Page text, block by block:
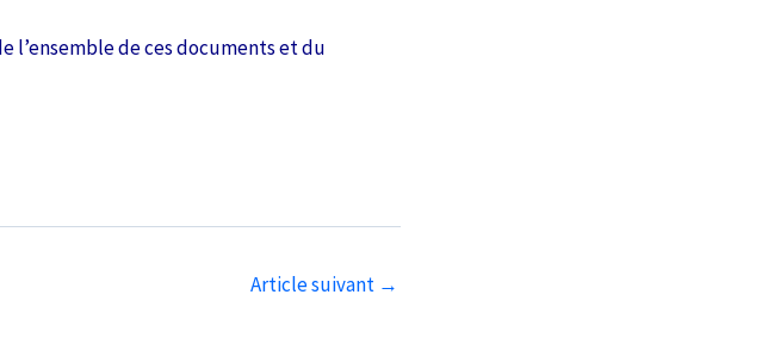
l’ensemble de ces documents et du
Article suivant →